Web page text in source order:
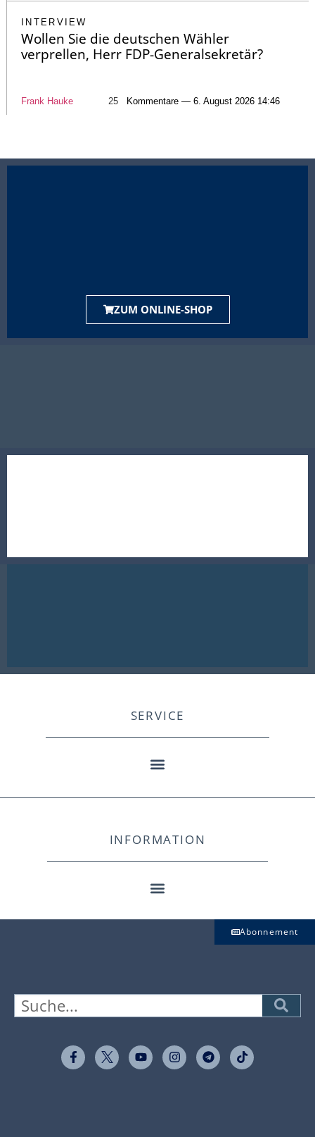
INTERVIEW
Wollen Sie die deutschen Wähler
verprellen, Herr FDP-Generalsekretär?
Frank Hauke 25 Kommentare — 6. August 2026 14:46
ZUM ONLINE-SHOP
SERVICE
INFORMATION
Abonnement